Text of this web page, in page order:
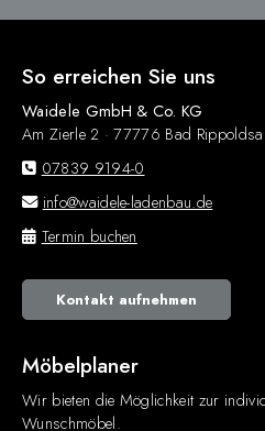
So erreichen Sie uns
Waidele GmbH & Co. KG
Am Zierle 2 · 77776 Bad
07839 9194-0
info@waidele-ladenbau.de
Termin buchen
Kontakt aufnehmen
Möbelplaner
Wir bieten die Möglichkeit zur
Wunschmöbel.